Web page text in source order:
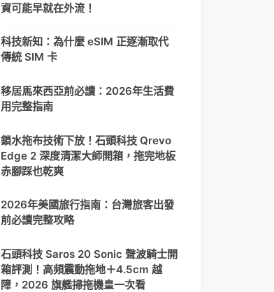
資可能早就在外流！
科技新知：為什麼 eSIM 正逐漸取代
傳統 SIM 卡
移居馬來西亞前必讀：2026年生活費
用完整指南
鎖水拖布技術下放！石頭科技 Qrevo
Edge 2 深度清潔大師開箱，拖完地板
赤腳踩也乾爽
2026年美國旅行指南：台灣旅客出發
前必讀完整攻略
石頭科技 Saros 20 Sonic 聲波騎士開
箱評測！高頻震動拖地＋4.5cm 越
障，2026 旗艦掃拖機皇一次看